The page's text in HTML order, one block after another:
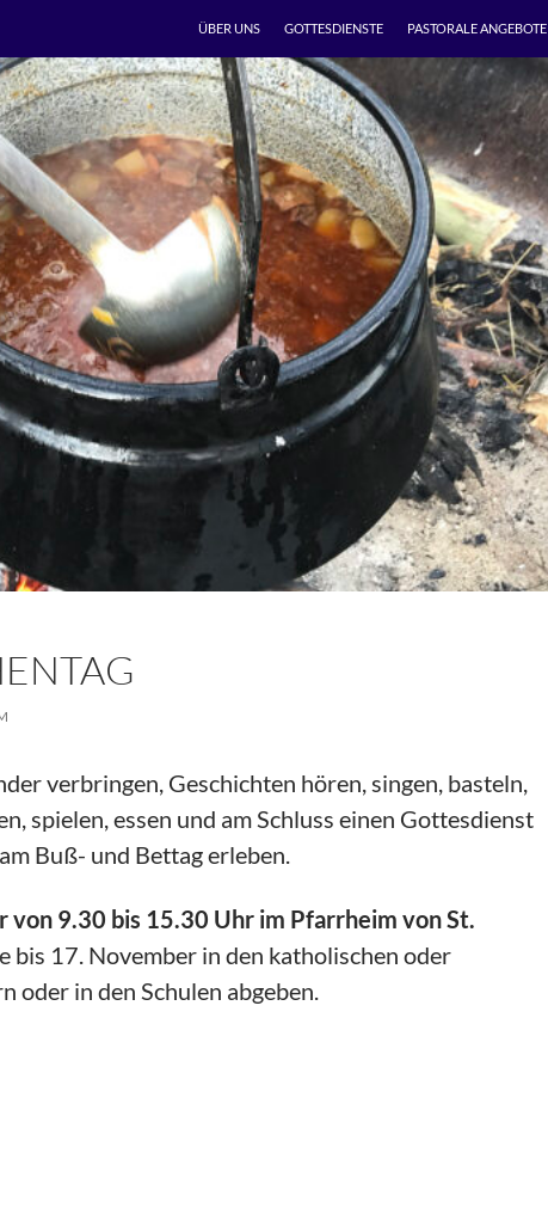
ÜBER UNS GOTTESDIENSTE PASTORALE ANGEBOTE
verbringen, Geschichten hören, singen, basteln,
spielen, essen und am Schluss einen Gottesdienst
Buß- und Bettag erleben.
9.30 bis 15.30 Uhr im Pfarrheim von St.
bis 17. November in den katholischen oder
oder in den Schulen abgeben.